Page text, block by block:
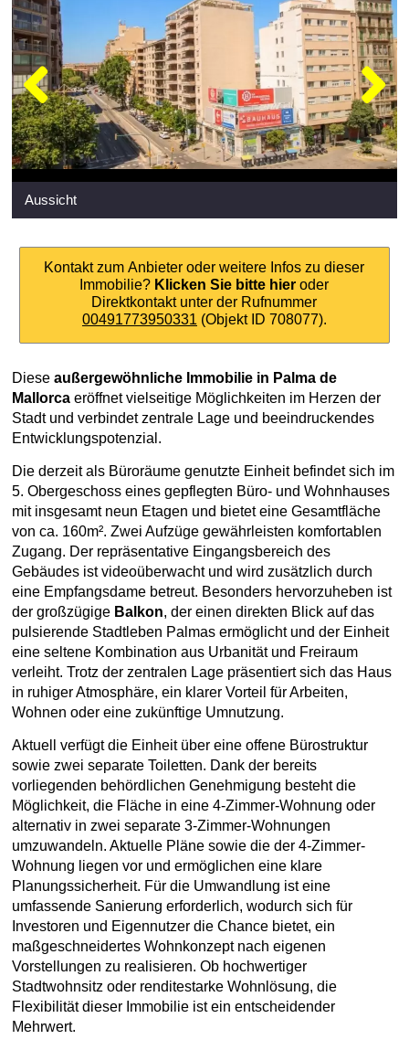
Aussicht
Kontakt zum Anbieter oder weitere Infos zu dieser
Immobilie? Klicken Sie bitte hier oder
Direktkontakt unter der Rufnummer
00491773950331 (Objekt ID 708077).
Diese außergewöhnliche Immobilie in Palma de
Mallorca eröffnet vielseitige Möglichkeiten im Herzen der
Stadt und verbindet zentrale Lage und beeindruckendes
Entwicklungspotenzial.
Die derzeit als Büroräume genutzte Einheit befindet sich im
5. Obergeschoss eines gepflegten Büro- und Wohnhauses
mit insgesamt neun Etagen und bietet eine Gesamtfläche
von ca. 160m². Zwei Aufzüge gewährleisten komfortablen
Zugang. Der repräsentative Eingangsbereich des
Gebäudes ist videoüberwacht und wird zusätzlich durch
eine Empfangsdame betreut. Besonders hervorzuheben ist
der großzügige Balkon, der einen direkten Blick auf das
pulsierende Stadtleben Palmas ermöglicht und der Einheit
eine seltene Kombination aus Urbanität und Freiraum
verleiht. Trotz der zentralen Lage präsentiert sich das Haus
in ruhiger Atmosphäre, ein klarer Vorteil für Arbeiten,
Wohnen oder eine zukünftige Umnutzung.
Aktuell verfügt die Einheit über eine offene Bürostruktur
sowie zwei separate Toiletten. Dank der bereits
vorliegenden behördlichen Genehmigung besteht die
Möglichkeit, die Fläche in eine 4-Zimmer-Wohnung oder
alternativ in zwei separate 3-Zimmer-Wohnungen
umzuwandeln. Aktuelle Pläne sowie die der 4-Zimmer-
Wohnung liegen vor und ermöglichen eine klare
Planungssicherheit. Für die Umwandlung ist eine
umfassende Sanierung erforderlich, wodurch sich für
Investoren und Eigennutzer die Chance bietet, ein
maßgeschneidertes Wohnkonzept nach eigenen
Vorstellungen zu realisieren. Ob hochwertiger
Stadtwohnsitz oder renditestarke Wohnlösung, die
Flexibilität dieser Immobilie ist ein entscheidender
Mehrwert.